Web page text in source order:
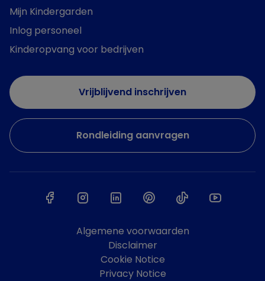
Mijn Kindergarden
Inlog personeel
Kinderopvang voor bedrijven
Vrijblijvend inschrijven
Rondleiding aanvragen
Algemene voorwaarden
Disclaimer
Cookie Notice
Privacy Notice